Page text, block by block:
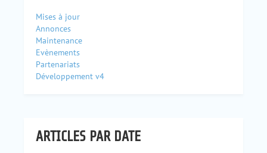
Mises à jour
Annonces
Maintenance
Evènements
Partenariats
Développement v4
ARTICLES PAR DATE